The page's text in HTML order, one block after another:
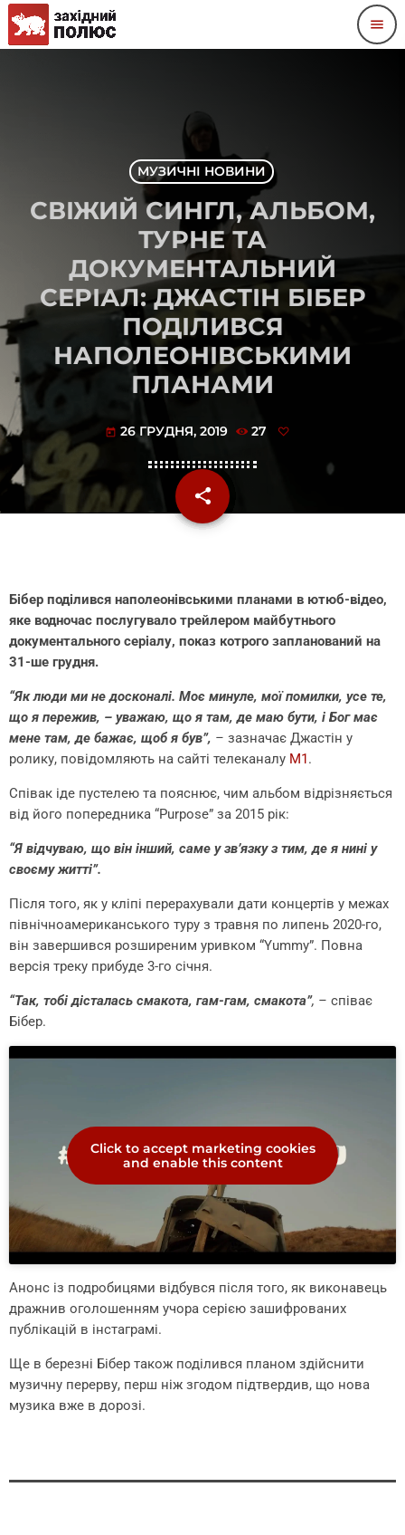
menu
МУЗИЧНІ НОВИНИ
СВІЖИЙ СИНГЛ, АЛЬБОМ,
ТУРНЕ ТА
ДОКУМЕНТАЛЬНИЙ
СЕРІАЛ: ДЖАСТІН БІБЕР
ПОДІЛИВСЯ
НАПОЛЕОНІВСЬКИМИ
ПЛАНАМИ
today 26 ГРУДНЯ, 2019 27
share
email
Бібер поділився наполеонівськими планами в ютюб-відео,
яке водночас послугувало трейлером майбутнього
документального серіалу, показ котрого запланований на
31-ше грудня.
“Як люди ми не досконалі. Моє минуле, мої помилки, усе те,
що я пережив, – уважаю, що я там, де маю бути, і Бог має
мене там, де бажає, щоб я був”, – зазначає Джастін у
ролику, повідомляють на сайті телеканалу М1 .
Співак іде пустелею та пояснює, чим альбом відрізняється
від його попередника “Purpose” за 2015 рік:
“Я відчуваю, що він інший, саме у зв’язку з тим, де я нині у
своєму житті”.
Після того, як у кліпі перерахували дати концертів у межах
північноамериканського туру з травня по липень 2020-го,
він завершився розширеним уривком “Yummy”. Повна
версія треку прибуде 3-го січня.
“Так, тобі дісталась смакота, гам-гам, смакота”, – співає
Бібер.
Click to accept marketing cookies
and enable this content
Анонс із подробицями відбувся після того, як виконавець
дражнив оголошенням учора серією зашифрованих
публікацій в інстаграмі.
Ще в березні Бібер також поділився планом здійснити
музичну перерву, перш ніж згодом підтвердив, що нова
музика вже в дорозі.